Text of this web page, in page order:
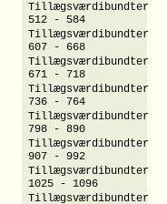
Tillægsværdibundter
512 - 584
Tillægsværdibundter
607 - 668
Tillægsværdibundter
671 - 718
Tillægsværdibundter
736 - 764
Tillægsværdibundter
798 - 890
Tillægsværdibundter
907 - 992
Tillægsværdibundter
1025 - 1096
Tillægsværdibundter